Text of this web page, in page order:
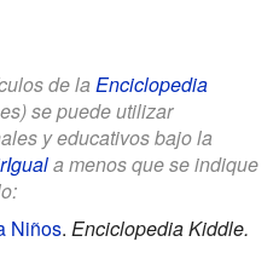
de la Enciclopedia
se puede utilizar
y educativos bajo la
a menos que se indique
Niños. Enciclopedia Kiddle.